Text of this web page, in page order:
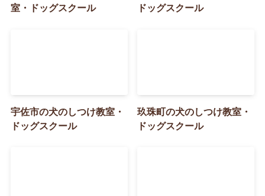
室・ドッグスクール
ドッグスクール
宇佐市の犬のしつけ教室・
ドッグスクール
玖珠町の犬のしつけ教室・
ドッグスクール